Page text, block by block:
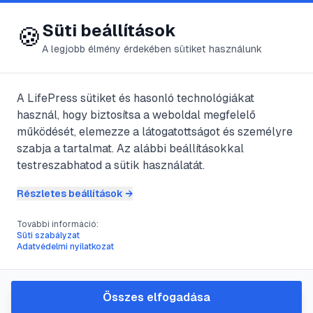
😍 LifePress
🏷️#perifériás
neuropátia
cikk található ezzel a címkével
#neuropátia #lábfájdalom
#cukorbetegség szövődményei
A láb neuropátia kezelése:
átfogó útmutató a tünetek
🍪Süti beállítások
A legjobb élmény érdekében sütiket használunk
A LifePress sütiket és hasonló technológiákat
használ, hogy biztosítsa a weboldal megfelelő
működését, elemezze a látogatottságot és személyre
szabja a tartalmat. Az alábbi beállításokkal
testreszabhatod a sütik használatát.
Részletes beállítások →
További információ:
Süti szabályzat
Adatvédelmi nyilatkozat
Összes elfogadása